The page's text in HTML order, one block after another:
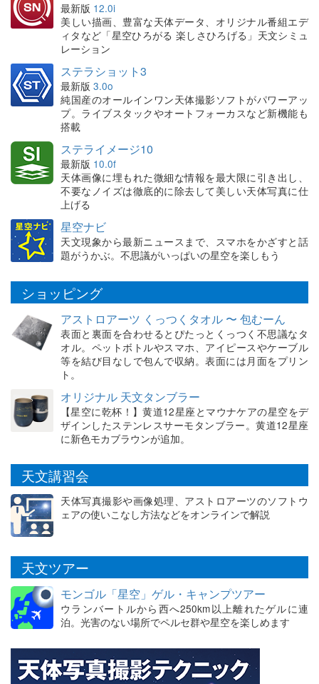
最新版 12.0i
美しい描画、豊富な天体データ、オリジナル番組エデ
ィタなど「星空ひろがる 楽しさひろげる」天文シミュ
レーション
ステラショット3
最新版 3.0o
純国産のオールインワン天体撮影ソフトがパワーアッ
プ。ライブスタックやオートフォーカスなど新機能も
搭載
ステライメージ10
最新版 10.0f
天体画像に埋もれた微細な情報を最大限に引き出し、
不要なノイズは徹底的に除去して美しい天体写真に仕
上げる
星空ナビ
天文現象から最新ニュースまで、スマホをかざすと話
題がうかぶ。不思議がいっぱいの星空を楽しもう
ショッピング
アストロアーツ くっつくタオル 〜 包むーん
表面と裏面を合わせるとぴたっとくっつく不思議なタ
オル。ペットボトルやスマホ、アイピースやケーブル
等を結び目なしで包んで収納。表面には月面をプリン
ト。
オリジナル 天文タンブラー
【星空に乾杯！】黄道12星座とマウナケアの星空をデ
ザインしたステンレスサーモタンブラー。黄道12星座
に新色モカブラウンが追加。
天文講習会
天体写真撮影や画像処理、アストロアーツのソフトウ
ェアの使いこなし方法などをオンラインで解説
天文ツアー
モンゴル「星空」ゲル・キャンプツアー
ウランバートルから西へ250km以上離れたゲルに連
泊。光害のない場所でペルセ群や星空を楽しめます